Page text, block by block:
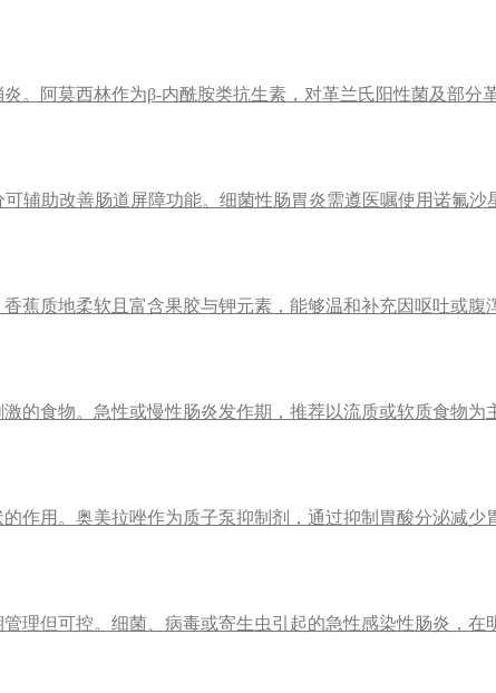
。阿莫西林作为β-内酰胺类抗生素，对革兰氏阳性菌及部
辅助改善肠道屏障功能。细菌性肠胃炎需遵医嘱使用诺氟
蕉质地柔软且富含果胶与钾元素，能够温和补充因呕吐或
的食物。急性或慢性肠炎发作期，推荐以流质或软质食物
作用。奥美拉唑作为质子泵抑制剂，通过抑制胃酸分泌减
理但可控。细菌、病毒或寄生虫引起的急性感染性肠炎，